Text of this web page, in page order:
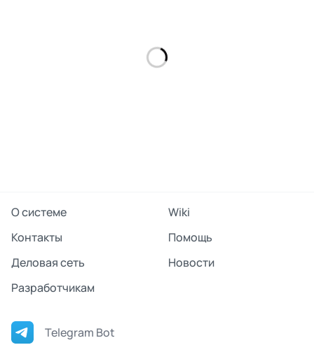
О системе
Wiki
Контакты
Помощь
Деловая сеть
Новости
Разработчикам
Telegram Bot